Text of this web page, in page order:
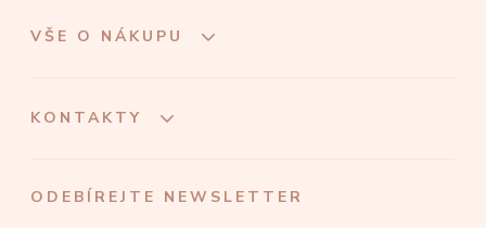
VŠE O NÁKUPU
KONTAKTY
ODEBÍREJTE NEWSLETTER